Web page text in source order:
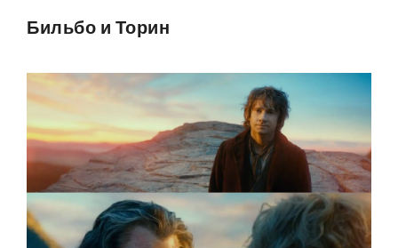
Бильбо и Торин